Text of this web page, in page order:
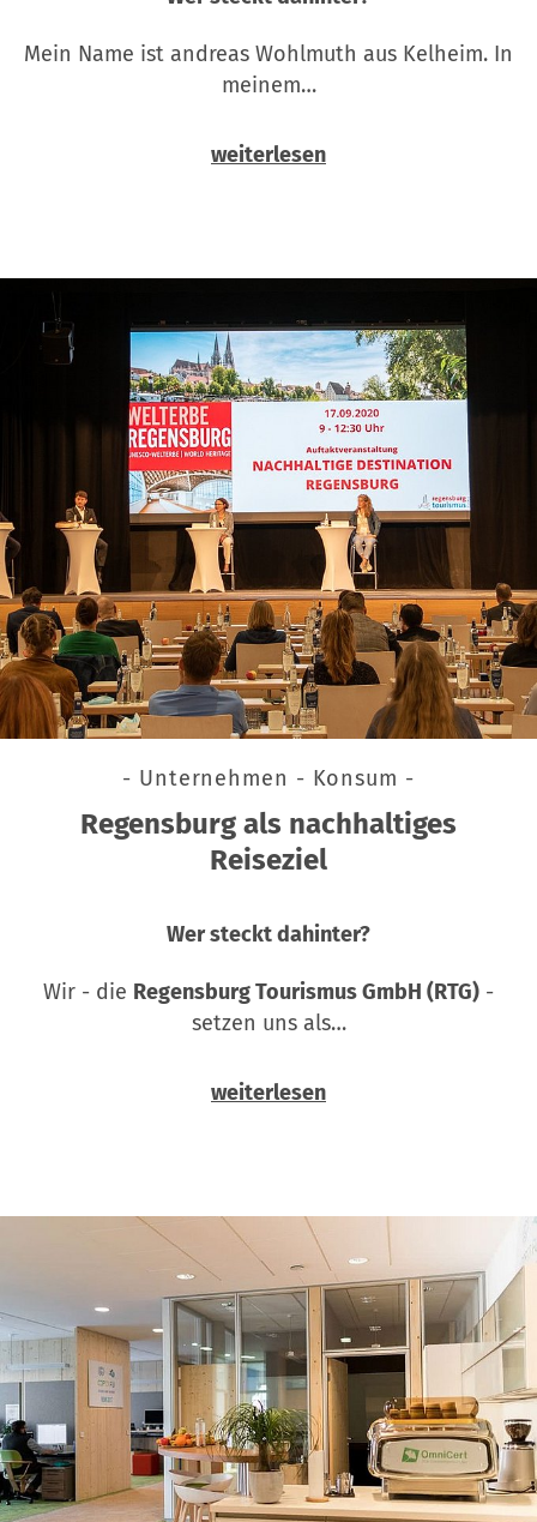
Mein Name ist andreas Wohlmuth aus Kelheim. In
meinem…
weiterlesen
- Unternehmen - Konsum -
Regensburg als nachhaltiges
Reiseziel
Wer steckt dahinter?
Wir - die Regensburg Tourismus GmbH (RTG) -
setzen uns als…
weiterlesen